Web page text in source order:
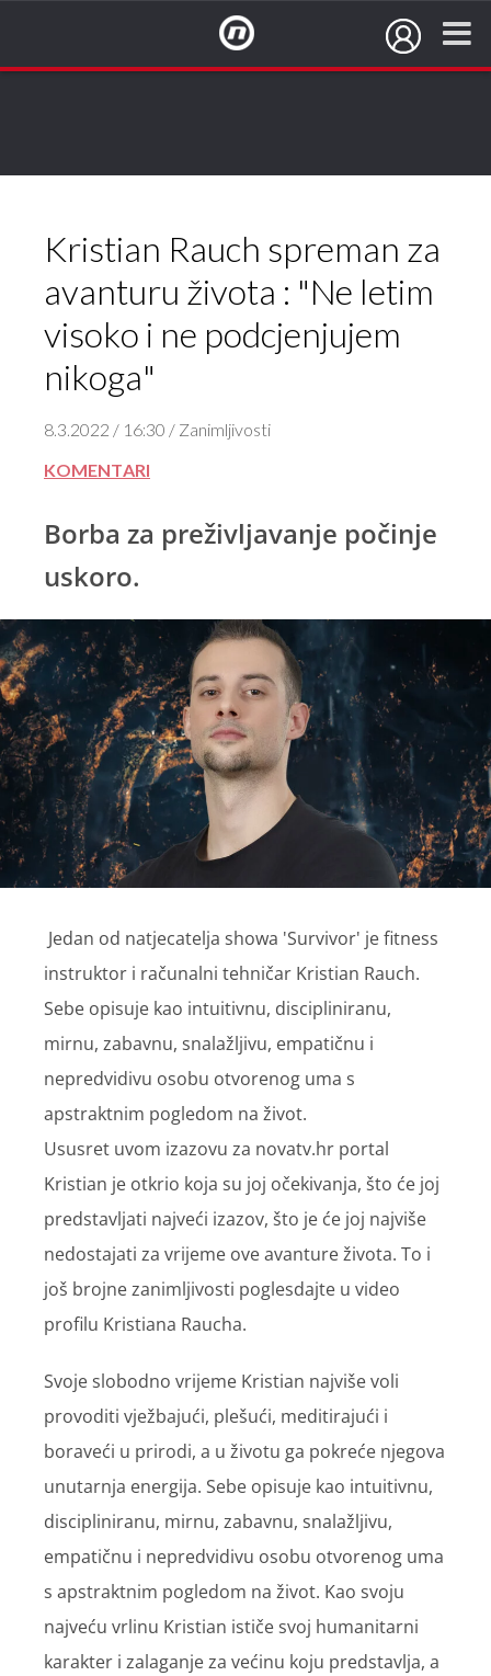
Kristian Rauch spreman za
avanturu života : "Ne letim
visoko i ne podcjenjujem
nikoga"
8.3.2022 / 16:30 / Zanimljivosti
KOMENTARI
Borba za preživljavanje počinje
uskoro.
Jedan od natjecatelja showa 'Survivor' je fitness
instruktor i računalni tehničar Kristian Rauch.
Sebe opisuje kao intuitivnu, discipliniranu,
mirnu, zabavnu, snalažljivu, empatičnu i
nepredvidivu osobu otvorenog uma s
apstraktnim pogledom na život.
Ususret uvom izazovu za novatv.hr portal
Kristian je otkrio koja su joj očekivanja, što će joj
predstavljati najveći izazov, što je će joj najviše
nedostajati za vrijeme ove avanture života. To i
još brojne zanimljivosti poglesdajte u video
profilu Kristiana Raucha.
Svoje slobodno vrijeme Kristian najviše voli
provoditi vježbajući, plešući, meditirajući i
boraveći u prirodi, a u životu ga pokreće njegova
unutarnja energija. Sebe opisuje kao intuitivnu,
discipliniranu, mirnu, zabavnu, snalažljivu,
empatičnu i nepredvidivu osobu otvorenog uma
s apstraktnim pogledom na život. Kao svoju
najveću vrlinu Kristian ističe svoj humanitarni
karakter i zalaganje za većinu koju predstavlja, a